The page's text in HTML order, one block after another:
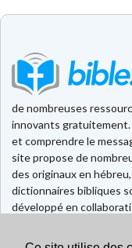
de nombreuses
innovants
et comprendre le
site propose de
des originaux en
dictionnaires bibliques
développé en